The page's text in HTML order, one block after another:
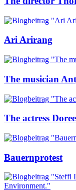
Ari Arirang
The musician
The actress
Bauernprotest